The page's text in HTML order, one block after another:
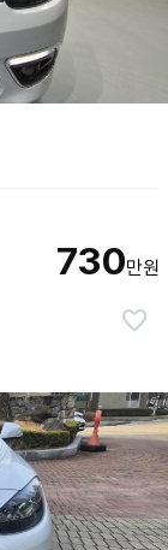
730만원